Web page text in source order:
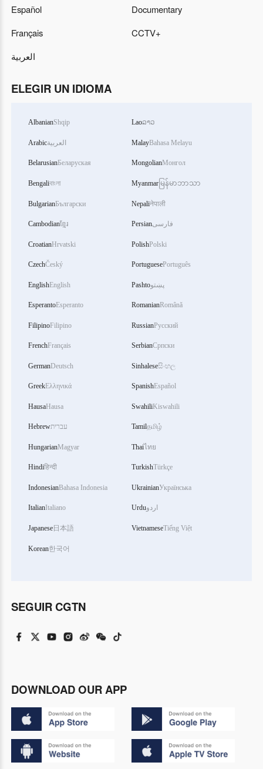
Español
Français
العربية
Documentary
CCTV+
ELEGIR UN IDIOMA
AlbanianShqip
Arabicالعربية
BelarusianБеларуская
Bengaliবাংলা
BulgarianБългарски
Cambodianខ្មែរ
CroatianHrvatski
CzechČeský
EnglishEnglish
EsperantoEsperanto
FilipinoFilipino
FrenchFrançais
GermanDeutsch
GreekΕλληνικά
HausaHausa
Hebrewעברית
HungarianMagyar
Hindiहिन्दी
IndonesianBahasa Indonesia
ItalianItaliano
Japanese日本語
Korean한국어
Laoລາວ
MalayBahasa Melayu
MongolianМонгол
Myanmar မြန်မာဘာသာ
Nepaliनेपाली
Persianفارسی
PolishPolski
PortuguesePortuguês
Pashtoپښتو
RomanianRomână
RussianРусский
SerbianСрпски
Sinhaleseසිංහල
SpanishEspañol
SwahiliKiswahili
Tamilதமிழ்
Thaiไทย
TurkishTürkçe
UkrainianУкраїнська
Urduاردو
VietnameseTiếng Việt
SEGUIR CGTN
DOWNLOAD OUR APP